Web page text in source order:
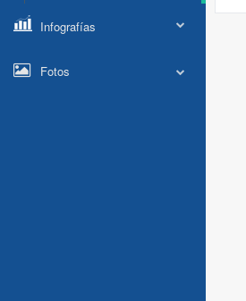
Infografías
Fotos